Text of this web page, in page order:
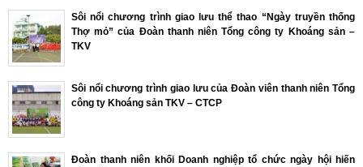
Sôi nổi chương trình giao lưu thể thao “Ngày truyền thống
Thợ mỏ” của Đoàn thanh niên Tổng công ty Khoáng sản –
TKV
Sôi nổi chương trình giao lưu của Đoàn viên thanh niên Tổng
công ty Khoáng sản TKV – CTCP
Đoàn thanh niên khối Doanh nghiệp tổ chức ngày hội hiến